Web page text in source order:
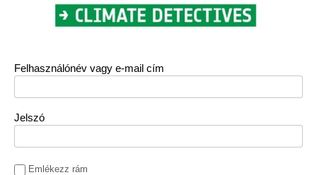
Felhasználónév vagy e-mail cím
Jelszó
Emlékezz rám